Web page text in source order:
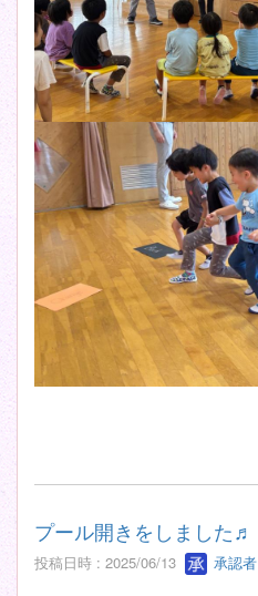
プール開きをしました♬
投稿日時 : 2025/06/13 承認者